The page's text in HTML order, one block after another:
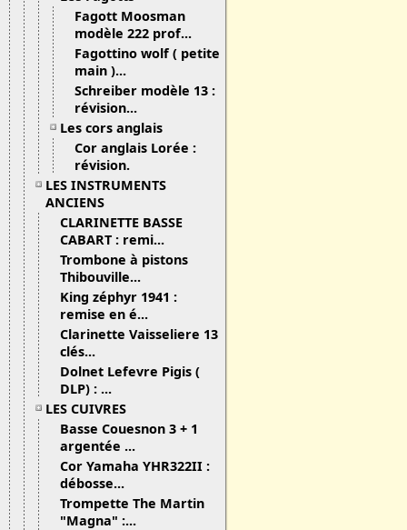
Fagott Moosman
modèle 222 prof...
Fagottino wolf ( petite
main )...
Schreiber modèle 13 :
révision...
Les cors anglais
Cor anglais Lorée :
révision.
LES INSTRUMENTS
ANCIENS
CLARINETTE BASSE
CABART : remi...
Trombone à pistons
Thibouville...
King zéphyr 1941 :
remise en é...
Clarinette Vaisseliere 13
clés...
Dolnet Lefevre Pigis (
DLP) : ...
LES CUIVRES
Basse Couesnon 3 + 1
argentée ...
Cor Yamaha YHR322II :
débosse...
Trompette The Martin
"Magna" :...